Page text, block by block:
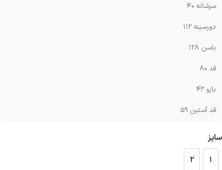
سرشانه ۴۰
دورسینه ۱۱۲
باسن ۱۲۸
قد ۸۰
بازو ۴۲
قد آستین ۵۹
سایز
11
2
2